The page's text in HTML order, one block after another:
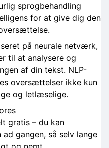
sprogbehandling
for at give dig den
på neurale netværk,
til at analysere og
af din tekst. NLP-
oversættelser ikke kun
og letlæselige.
gratis – du kan
gangen, så selv lange